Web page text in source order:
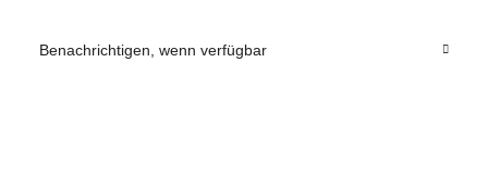
Benachrichtigen, wenn verfügbar